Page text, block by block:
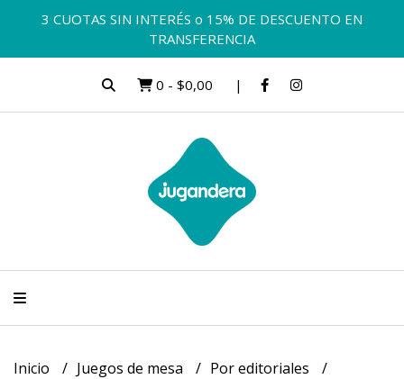
3 CUOTAS SIN INTERÉS o 15% DE DESCUENTO EN
TRANSFERENCIA
0 - $0,00
Inicio Juegos de mesa
Por editoriales